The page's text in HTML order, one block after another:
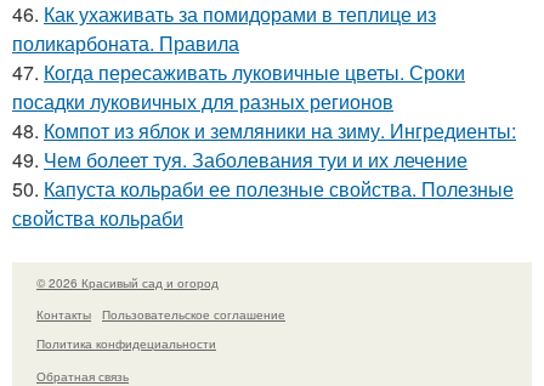
46. Как ухаживать за помидорами в теплице из
поликарбоната. Правила
47. Когда пересаживать луковичные цветы. Сроки
посадки луковичных для разных регионов
48. Компот из яблок и земляники на зиму. Ингредиенты:
49. Чем болеет туя. Заболевания туи и их лечение
50. Капуста кольраби ее полезные свойства. Полезные
свойства кольраби
© 2026 Красивый сад и огород
Контакты
Пользовательское соглашение
Политика конфидециальности
Обратная связь